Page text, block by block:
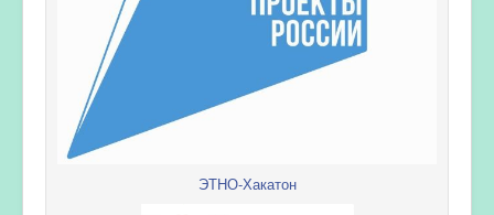
ЭТНО-Хакатон